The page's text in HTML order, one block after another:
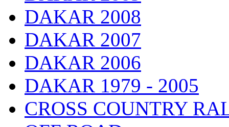
DAKAR 2008
DAKAR 2007
DAKAR 2006
DAKAR 1979 - 2005
CROSS COUNTRY